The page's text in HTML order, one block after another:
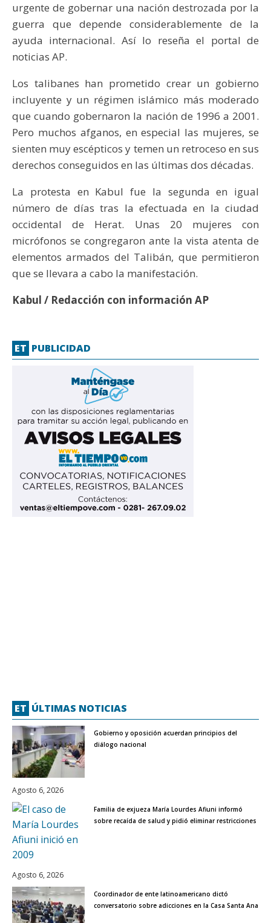
urgente de gobernar una nación destrozada por la
guerra que depende considerablemente de la
ayuda internacional. Así lo reseña el portal de
noticias AP.
Los talibanes han prometido crear un gobierno
incluyente y un régimen islámico más moderado
que cuando gobernaron la nación de 1996 a 2001.
Pero muchos afganos, en especial las mujeres, se
sienten muy escépticos y temen un retroceso en sus
derechos conseguidos en las últimas dos décadas.
La protesta en Kabul fue la segunda en igual
número de días tras la efectuada en la ciudad
occidental de Herat. Unas 20 mujeres con
micrófonos se congregaron ante la vista atenta de
elementos armados del Talibán, que permitieron
que se llevara a cabo la manifestación.
Kabul / Redacción con información AP
ET PUBLICIDAD
ET ÚLTIMAS NOTICIAS
Gobierno y oposición acuerdan principios del
diálogo nacional
Agosto 6, 2026
Familia de exjueza María Lourdes Afiuni informó
sobre recaída de salud y pidió eliminar restricciones
Agosto 6, 2026
Coordinador de ente latinoamericano dictó
conversatorio sobre adicciones en la Casa Santa Ana